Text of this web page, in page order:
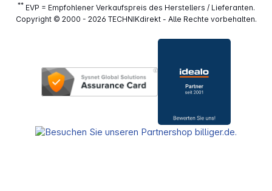
**EVP = Empfohlener Verkaufspreis des Herstellers / Lieferanten.
Copyright © 2000 - 2026 TECHNIKdirekt - Alle Rechte vorbehalten.